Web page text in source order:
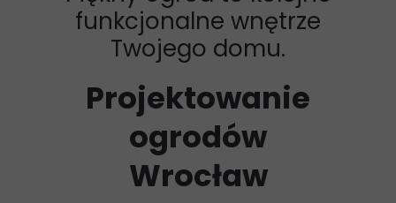
funkcjonalne wnętrze
Twojego domu.
Projektowanie
ogrodów
Wrocław